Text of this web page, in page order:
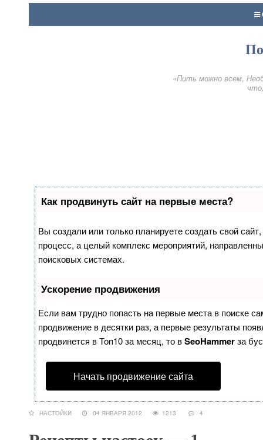
«Пить можно всем,
Как продвинуть сайт на первые места?
Вы создали или только планируете создать свой
процесс, а целый комплекс мероприятий,
поисковых системах.
Ускорение продвижения
Если вам трудно попасть на первые места в поиске
продвижение в десятки раз, а первые результаты
продвинется в Топ10 за месяц, то вSeoHammerза
Начать продвижение сайта
НАСТОЙКИ 04 ЯНВАРЯ 2012 1213 4